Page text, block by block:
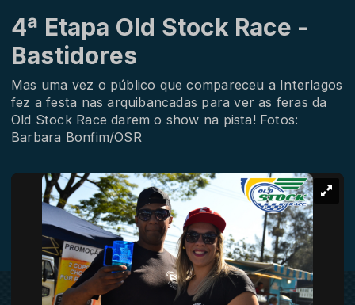
4ª Etapa Old Stock Race -
Bastidores
Mas uma vez o público que compareceu a Interlagos
fez a festa nas arquibancadas para ver as feras da
Old Stock Race darem o show na pista! Fotos:
Barbara Bonfim/OSR